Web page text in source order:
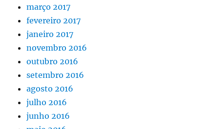
março 2017
fevereiro 2017
janeiro 2017
novembro 2016
outubro 2016
setembro 2016
agosto 2016
julho 2016
junho 2016